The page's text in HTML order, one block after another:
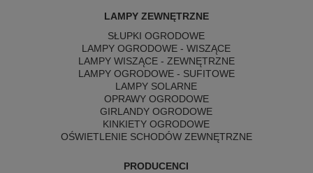
LAMPY ZEWNĘTRZNE
SŁUPKI OGRODOWE
LAMPY OGRODOWE - WISZĄCE
LAMPY WISZĄCE - ZEWNĘTRZNE
LAMPY OGRODOWE - SUFITOWE
LAMPY SOLARNE
OPRAWY OGRODOWE
GIRLANDY OGRODOWE
KINKIETY OGRODOWE
OŚWIETLENIE SCHODÓW ZEWNĘTRZNE
PRODUCENCI